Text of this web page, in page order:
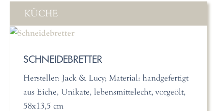
KÜCHE
SCHNEIDEBRETTER
Hersteller: Jack & Lucy; Material: handgefertigt
aus Eiche, Unikate, lebensmittelecht, vorgeölt,
58x13,5 cm